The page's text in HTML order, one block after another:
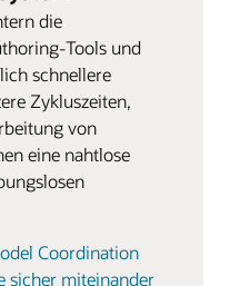
die
Tools und
schnellere
Zykluszeiten,
von
eine nahtlose
Coordination
sicher miteinander